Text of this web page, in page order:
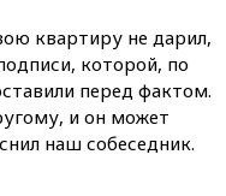
квартиру не дарил,
которой, по
перед фактом.
и он может
наш собеседник.